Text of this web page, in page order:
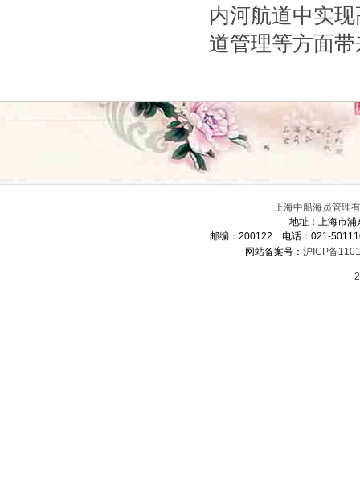
内河航道中实
道管理等方面
上海中船海员管理
地址：上海市
邮编：200122 电话：021-
网站备案号： 沪ICP备